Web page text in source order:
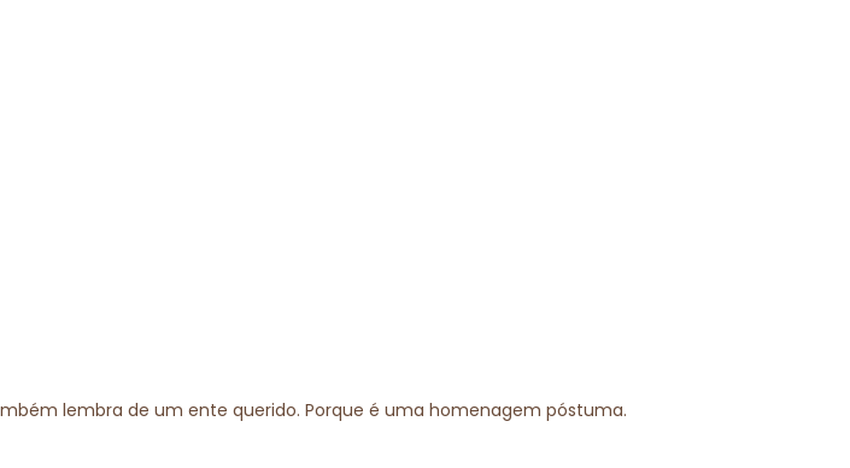
lembra de um ente querido. Porque é uma homenagem póstuma.